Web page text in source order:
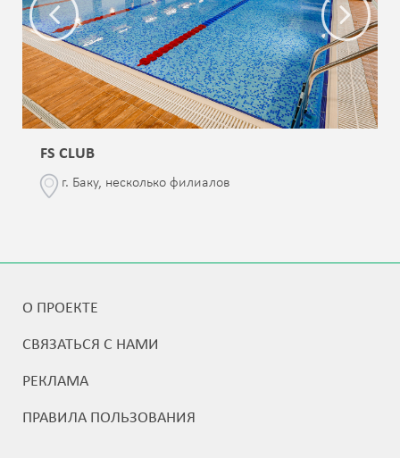
FS CLUB
г. Баку, несколько филиалов
О ПРОЕКТЕ
СВЯЗАТЬСЯ С НАМИ
РЕКЛАМА
ПРАВИЛА ПОЛЬЗОВАНИЯ